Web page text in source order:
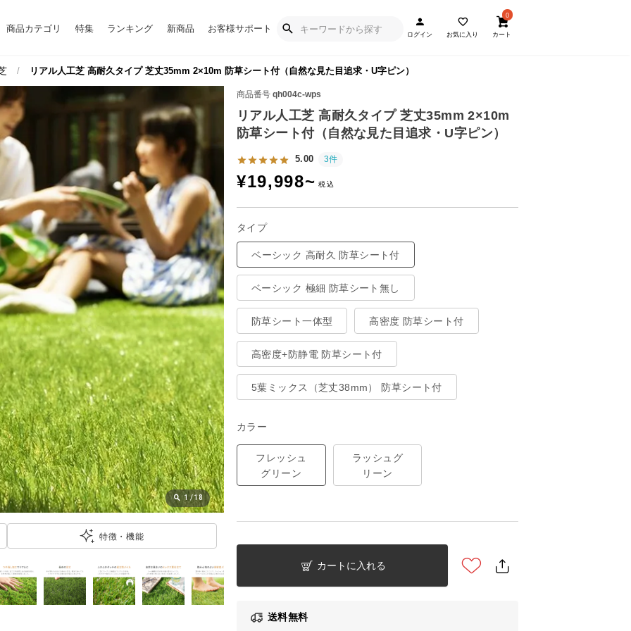
商品カテゴリ 特集 ランキング 新商品 お客様サポート
ログイン お気に入り
0
カート
リアル人工芝 高耐久タイプ 芝丈35mm 2×10m 防草シート付（自然な見た目追求・U字ピン）
商品番号 qh004c-wps
リアル人工芝 高耐久タイプ 芝丈35mm 2×10m
防草シート付（自然な見た目追求・U字ピン）
5.00 3件
¥19,998~
タイプ
ベーシック 高耐久 防草シート付
ベーシック 極細 防草シート無し
防草シート一体型 高密度 防草シート付
高密度+防静電 防草シート付
5葉ミックス（芝丈38mm） 防草シート付
カラー
フレッシュ
グリーン
ラッシュグ
リーン
カートに入れる
送料無料
1 /18
特徴・機能